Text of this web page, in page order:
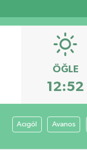
ÖĞLE
12:52
Acıgöl Avanos